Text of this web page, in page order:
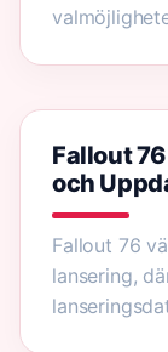
Fallout
och
Fallout 76
lansering,